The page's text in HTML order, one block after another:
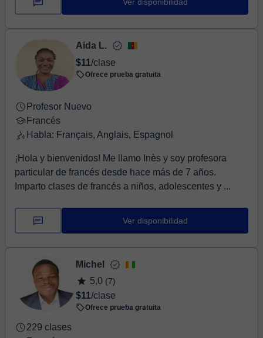
Aida L.
$11/clase
Ofrece prueba gratuita
Profesor Nuevo
Francés
Habla: Français, Anglais, Espagnol
¡Hola y bienvenidos! Me llamo Inès y soy profesora
particular de francés desde hace más de 7 años.
Imparto clases de francés a niños, adolescentes y ...
Ver disponibilidad
Michel
5,0 (7)
$11/clase
Ofrece prueba gratuita
229 clases